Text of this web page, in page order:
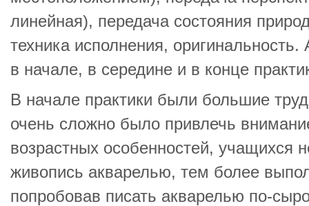
линейная), передача состояния
техника исполнения,
в начале, в середине и в конце
В начале практики были большие
очень сложно было привлечь
возрастных особенностей, учащихся
живопись акварелью, тем более
попробовав писать акварелью по-